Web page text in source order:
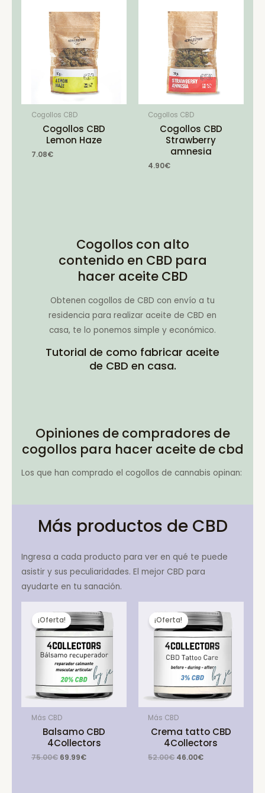
Cogollos CBD
Cogollos CBD
Lemon Haze
7.08€
Cogollos CBD
Cogollos CBD
Strawberry
amnesia
4.90€
Cogollos con alto
contenido en CBD para
hacer aceite CBD
Obtenen cogollos de CBD con envío a tu
residencia para realizar aceite de CBD en
casa, te lo ponemos simple y económico.
Tutorial de como fabricar aceite
de CBD en casa.
Opiniones de compradores de
cogollos para hacer aceite de cbd
Los que han comprado el cogollos de cannabis opinan:
Más productos de CBD
Ingresa a cada producto para ver en qué te puede
asistir y sus peculiaridades. El mejor CBD para
ayudarte en tu sanación.
¡Oferta!
Más CBD
Balsamo CBD
4Collectors
75.00€ Original
69.99€Current
¡Oferta!
Más CBD
Crema tatto CBD
4Collectors
52.00€ Original
46.00€Current